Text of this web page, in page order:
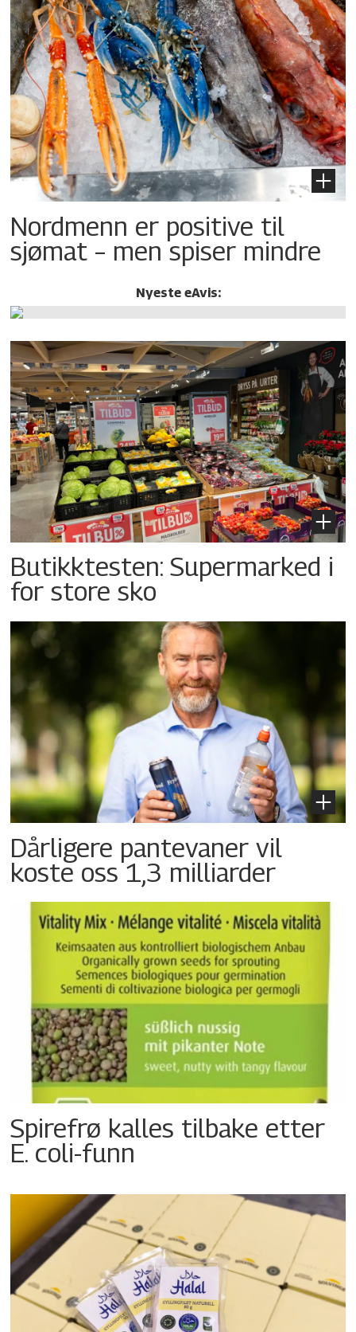
Nordmenn er positive til
sjømat – men spiser mindre
Nyeste eAvis:
Butikktesten: Supermarked i
for store sko
Dårligere pantevaner vil
koste oss 1,3 milliarder
Spirefrø kalles tilbake etter
E. coli-funn